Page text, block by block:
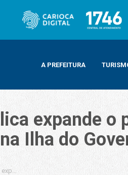
A PREFEITURA
expande o
Ilha do
o programa Ambulante em